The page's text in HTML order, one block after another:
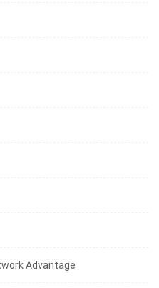
Advantage